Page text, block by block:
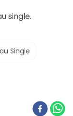
single.
Single